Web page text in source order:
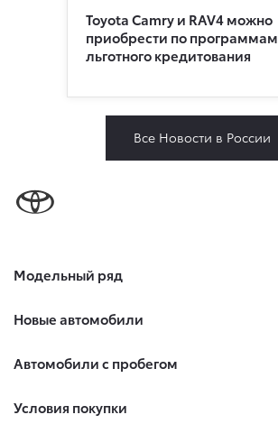
Toyota Camry и RAV4 можно
приобрести по программам
льготного кредитования
Все Новости в России
Модельный ряд
Новые автомобили
Автомобили с пробегом
Условия покупки